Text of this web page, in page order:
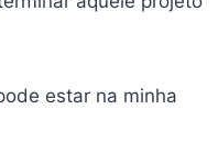
estar na minha